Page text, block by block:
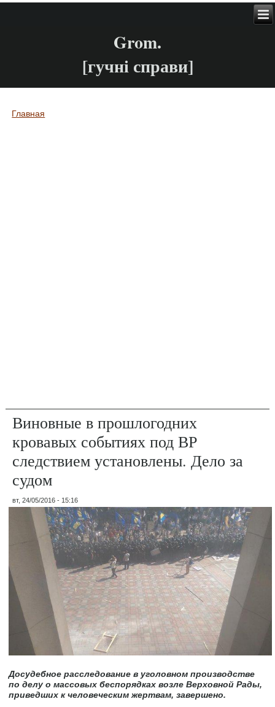
Grom.
[гучні справи]
Вы здесь
Главная
Виновные в прошлогодних
кровавых событиях под ВР
следствием установлены. Дело за
судом
вт, 24/05/2016 - 15:16
Досудебное расследование в уголовном производстве
по делу о массовых беспорядках возле Верховной Рады,
приведших к человеческим жертвам, завершено.